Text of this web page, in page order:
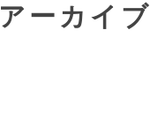
アーカイブ